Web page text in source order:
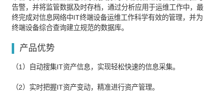
告警，并将监管数据及时存档，通过分析应用于运维工作中，最
终完成对信息网络中IT终端设备运维工作科学有效的管理，并为
终端设备综合查询建立规范的数据库。
产品优势
（1）自动搜集IT资产信息，实现轻松快速的信息采集。
（2）实时把握IT资产变动，精准进行资产管理。